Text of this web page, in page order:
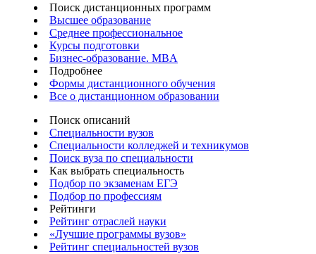
Поиск дистанционных программ
Высшее образование
Среднее профессиональное
Курсы подготовки
Бизнес-образование. MBA
Подробнее
Формы дистанционного обучения
Все о дистанционном образовании
Поиск описаний
Специальности вузов
Специальности колледжей и техникумов
Поиск вуза по специальности
Как выбрать специальность
Подбор по экзаменам ЕГЭ
Подбор по профессиям
Рейтинги
Рейтинг отраслей науки
«Лучшие программы вузов»
Рейтинг специальностей вузов